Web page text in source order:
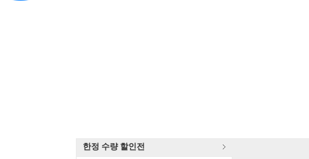
한정 수량 할인전